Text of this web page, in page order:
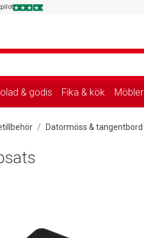
& godis Fika & kök Möbler
Datormöss & tangentbord